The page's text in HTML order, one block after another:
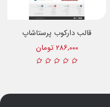
قالب دارکوب پرستاشاپ
286,000 تومان